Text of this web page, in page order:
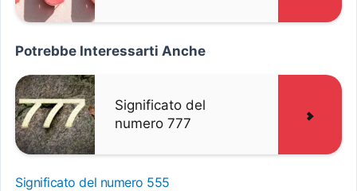
Potrebbe Interessarti Anche
Significato del
numero 777
Significato del numero 555